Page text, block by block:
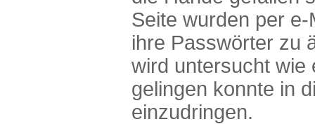
Seite wurden per
ihre Passwörter zu
wird untersucht wie
gelingen konnte in
einzudringen.